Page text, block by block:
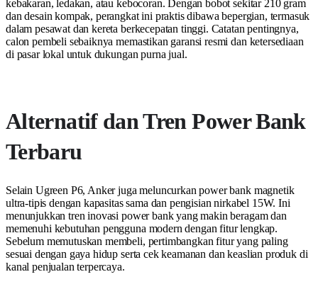
kebakaran, ledakan, atau kebocoran. Dengan bobot sekitar 210 gram
dan desain kompak, perangkat ini praktis dibawa bepergian, termasuk
dalam pesawat dan kereta berkecepatan tinggi. Catatan pentingnya,
calon pembeli sebaiknya memastikan garansi resmi dan ketersediaan
di pasar lokal untuk dukungan purna jual.
Alternatif dan Tren Power Bank
Terbaru
Selain Ugreen P6, Anker juga meluncurkan power bank magnetik
ultra-tipis dengan kapasitas sama dan pengisian nirkabel 15W. Ini
menunjukkan tren inovasi power bank yang makin beragam dan
memenuhi kebutuhan pengguna modern dengan fitur lengkap.
Sebelum memutuskan membeli, pertimbangkan fitur yang paling
sesuai dengan gaya hidup serta cek keamanan dan keaslian produk di
kanal penjualan terpercaya.